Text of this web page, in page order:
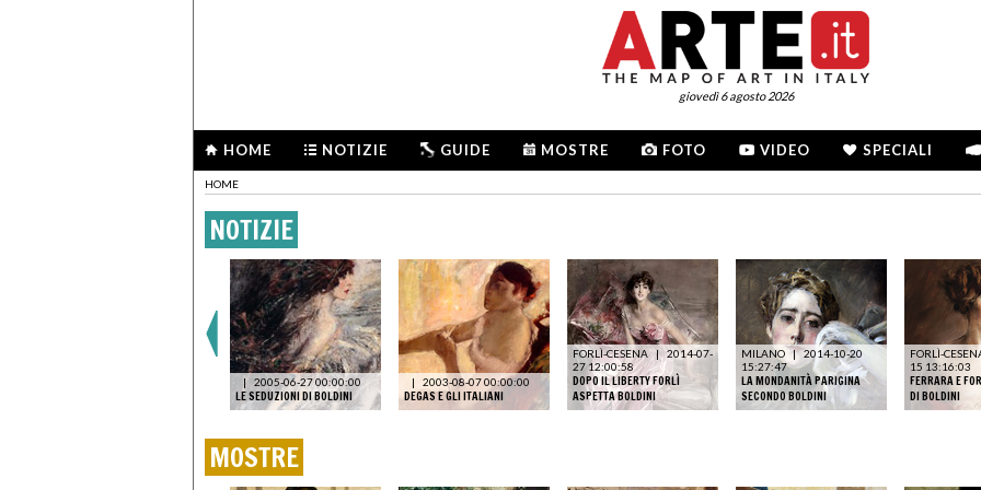
giovedì 6 agosto 2026
HOME NOTIZIE GUIDE MOSTRE FOTO VIDEO SPECIALI
HOME
NOTIZIE
| 2005-06-27 00:00:00
LE SEDUZIONI DI BOLDINI
| 2003-08-07 00:00:00
DEGAS E GLI ITALIANI
FORLÌ-CESENA | 2014-07-
27 12:00:58
DOPO IL LIBERTY FORLÌ
ASPETTA BOLDINI
MILANO | 2014-10-20
15:27:47
LA MONDANITÀ PARIGINA
SECONDO BOLDINI
FORLÌ-
15 13:16:03
FERRARA E
DI BOLDINI
MOSTRE